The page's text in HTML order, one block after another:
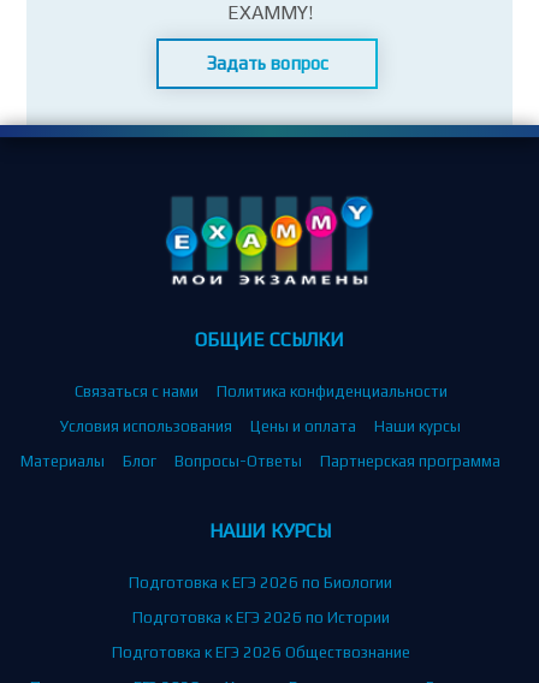
EXAMMY!
Задать вопрос
ОБЩИЕ ССЫЛКИ
Связаться с нами
Политика конфиденциальности
Условия использования
Цены и оплата
Наши курсы
Материалы
Блог Вопросы-Ответы Партнерская программа
НАШИ КУРСЫ
Подготовка к ЕГЭ 2026 по Биологии
Подготовка к ЕГЭ 2026 по Истории
Подготовка к ЕГЭ 2026 Обществознание